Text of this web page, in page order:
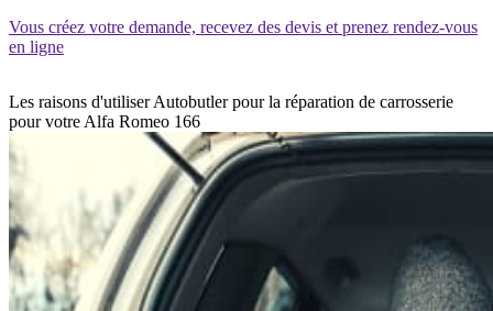
Vous créez votre demande, recevez des devis et prenez rendez-vous
en ligne
Les raisons d'utiliser Autobutler pour la réparation de carrosserie
pour votre Alfa Romeo 166